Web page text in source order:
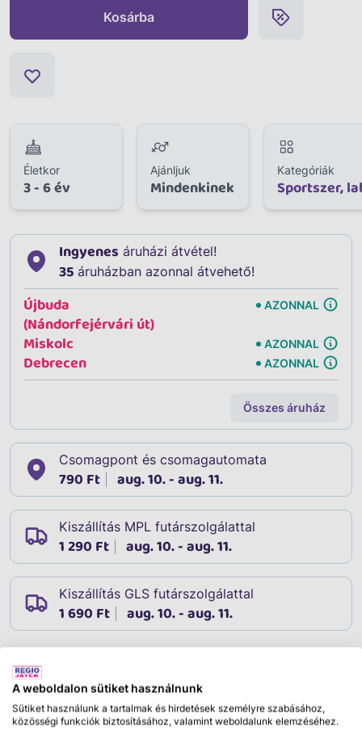
Kosárba
Életkor
3 - 6 év
Ajánljuk
Mindenkinek
Kategóriák
Sportszer,
Ingyenes áruházi átvétel!
35 áruházban azonnal átvehető!
Újbuda
(Nándorfejérvári út)
AZONNAL
Miskolc AZONNAL
Debrecen AZONNAL
Összes áruház
Csomagpont és csomagautomata
790 Ft aug. 10. - aug. 11.
Kiszállítás MPL futárszolgálattal
1 290 Ft aug. 10. - aug. 11.
Kiszállítás GLS futárszolgálattal
1 690 Ft aug. 10. - aug. 11.
Leírás
Fontos!Ez a termék többféle színben, mintával vagy
A weboldalon sütiket használnunk
Sütiket használunk a tartalmak és hirdetések személyre szabásához,
közösségi funkciók biztosításához, valamint weboldalunk elemzéséhez.